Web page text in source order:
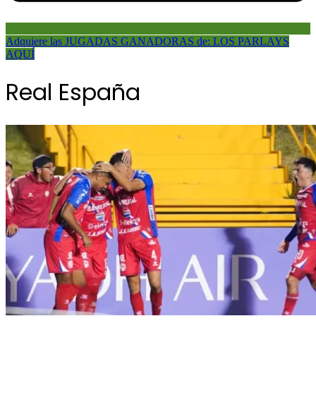
Adquiere las JUGADAS GANADORAS de: LOS PARLAYS
AQUÍ
Real España